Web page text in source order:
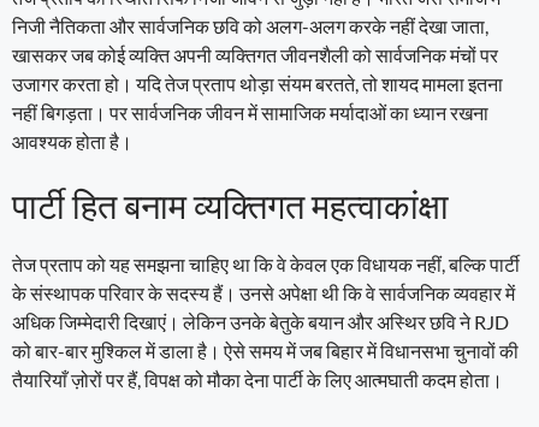
निजी नैतिकता और सार्वजनिक छवि को अलग-अलग करके नहीं देखा जाता,
खासकर जब कोई व्यक्ति अपनी व्यक्तिगत जीवनशैली को सार्वजनिक मंचों पर
उजागर करता हो। यदि तेज प्रताप थोड़ा संयम बरतते, तो शायद मामला इतना
नहीं बिगड़ता। पर सार्वजनिक जीवन में सामाजिक मर्यादाओं का ध्यान रखना
आवश्यक होता है।
पार्टी हित बनाम व्यक्तिगत महत्वाकांक्षा
तेज प्रताप को यह समझना चाहिए था कि वे केवल एक विधायक नहीं, बल्कि पार्टी
के संस्थापक परिवार के सदस्य हैं। उनसे अपेक्षा थी कि वे सार्वजनिक व्यवहार में
अधिक जिम्मेदारी दिखाएं। लेकिन उनके बेतुके बयान और अस्थिर छवि ने RJD
को बार-बार मुश्किल में डाला है। ऐसे समय में जब बिहार में विधानसभा चुनावों की
तैयारियाँ ज़ोरों पर हैं, विपक्ष को मौका देना पार्टी के लिए आत्मघाती कदम होता।